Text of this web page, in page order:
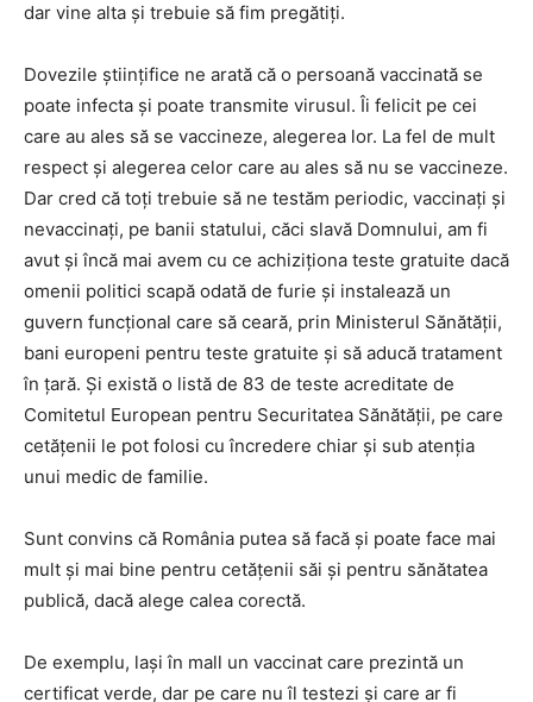
dar vine alta și trebuie să fim pregătiți.
Dovezile științifice ne arată că o persoană vaccinată se
poate infecta și poate transmite virusul. Îi felicit pe cei
care au ales să se vaccineze, alegerea lor. La fel de mult
respect și alegerea celor care au ales să nu se vaccineze.
Dar cred că toți trebuie să ne testăm periodic, vaccinați și
nevaccinați, pe banii statului, căci slavă Domnului, am fi
avut și încă mai avem cu ce achiziționa teste gratuite dacă
omenii politici scapă odată de furie și instalează un
guvern funcțional care să ceară, prin Ministerul Sănătății,
bani europeni pentru teste gratuite și să aducă tratament
în țară. Și există o listă de 83 de teste acreditate de
Comitetul European pentru Securitatea Sănătății, pe care
cetățenii le pot folosi cu încredere chiar și sub atenția
unui medic de familie.
Sunt convins că România putea să facă și poate face mai
mult și mai bine pentru cetățenii săi și pentru sănătatea
publică, dacă alege calea corectă.
De exemplu, lași în mall un vaccinat care prezintă un
certificat verde, dar pe care nu îl testezi și care ar fi